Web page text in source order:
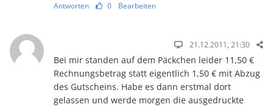
Antworten 0 Bearbeiten
21.12.2011, 21:30
Bei mir standen auf dem Päckchen leider 11,50 €
Rechnungsbetrag statt eigentlich 1,50 € mit Abzug
des Gutscheins. Habe es dann erstmal dort
gelassen und werde morgen die ausgedruckte